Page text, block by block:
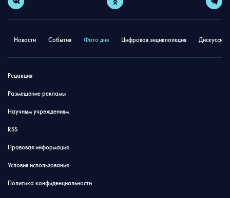
Новости События Фото дня Цифровая энциклопедия
Редакция
Размещение рекламы
Научным учреждениям
RSS
Правовая информация
Условия использования
Политика конфиденциальности